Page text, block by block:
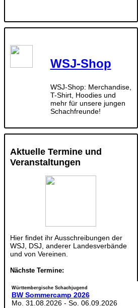
WSJ-Shop
WSJ-Shop: Merchandise,
T-Shirt, Hoodies und
mehr für unsere jungen
Schachfreunde!
Aktuelle Termine und
Veranstaltungen
Hier findet ihr Ausschreibungen der
WSJ, DSJ, anderer Landesverbände
und von Vereinen.
Nächste Termine:
Württembergische Schachjugend
BW Sommercamp 2026
Mo. 31.08.2026- So. 06.09.2026